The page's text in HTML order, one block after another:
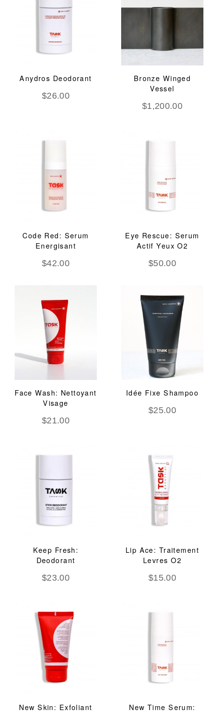
Anydros Deodorant
$26.00
Bronze Winged
Vessel
$1,200.00
Code Red: Serum
Energisant
$42.00
Eye Rescue: Serum
Actif Yeux O2
$50.00
Face Wash: Nettoyant
Visage
$21.00
Idée Fixe Shampoo
$25.00
Keep Fresh:
Deodorant
$23.00
Lip Ace: Traitement
Levres O2
$15.00
New Skin: Exfoliant
New Time Serum: